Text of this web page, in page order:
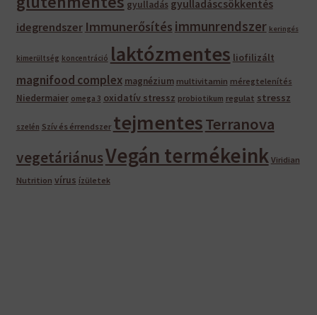
gyulladás gyulladáscsökkentés
idegrendszer Immunerősítés immunrendszer keringés
kimerültség koncentráció laktózmentes liofilizált
magnifood complex magnézium multivitamin méregtelenítés
Niedermaier omega 3 oxidatív stressz probiotikum regulat stressz
szelén Szív és érrendszer tejmentesTerranova
vegetáriánusVegán termékeink Viridian
Nutrition vírus ízületek